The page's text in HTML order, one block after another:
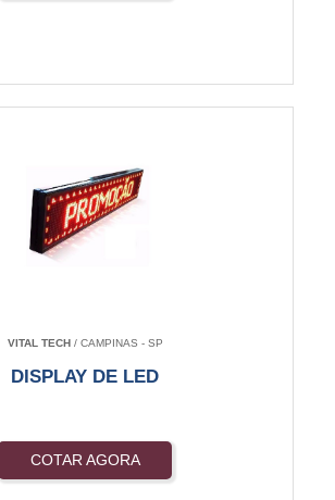
VITAL TECH/ CAMPINAS - SP
DISPLAY DE LED
COTAR AGORA